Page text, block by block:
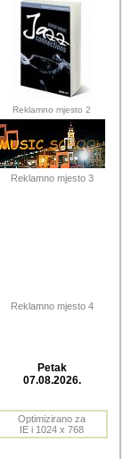
Reklamno mjesto 2
Reklamno mjesto 3
Reklamno mjesto 4